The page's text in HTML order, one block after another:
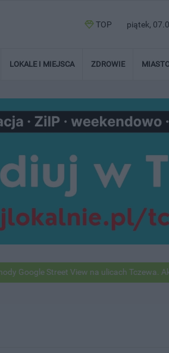
TOP piątek,
LOKALE I MIEJSCA ZDROWIE
Google Street View na ulicach Tczewa.